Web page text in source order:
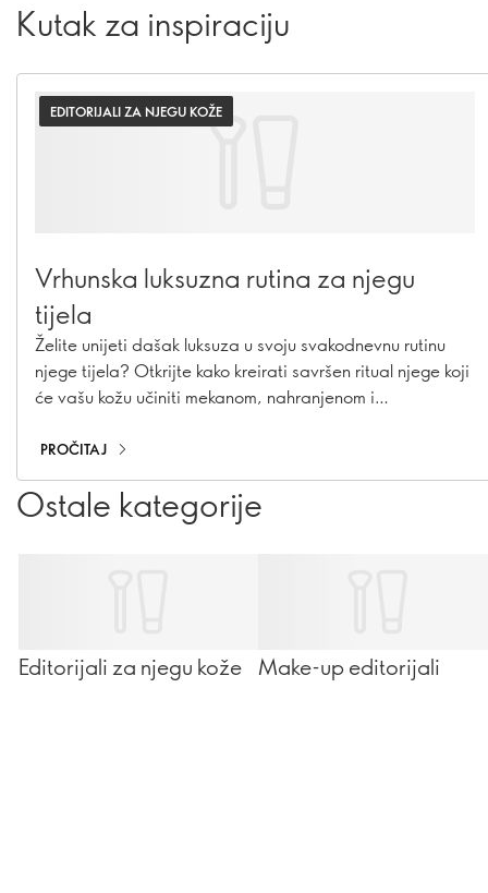
Kutak za inspiraciju
EDITORIJALI ZA NJEGU KOŽE
Vrhunska luksuzna rutina za njegu
tijela
Želite unijeti dašak luksuza u svoju svakodnevnu rutinu
njege tijela? Otkrijte kako kreirati savršen ritual njege koji
će vašu kožu učiniti mekanom, nahranjenom i
jednostavnih koraka, svakodnevna njega može postati
pravi trenutak opuštanja i uživanja.
PROČITAJ
Ostale kategorije
Editorijali za njegu kože Make-up editorijali